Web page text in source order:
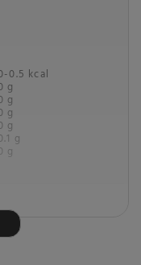
0.5 kcal
g
g
g
g
g
g
miejscu. Po